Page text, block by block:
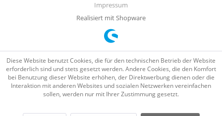
Impressum
Realisiert mit Shopware
Diese Website benutzt Cookies, die für den technischen Betrieb der Website
erforderlich sind und stets gesetzt werden. Andere Cookies, die den Komfort
bei Benutzung dieser Website erhöhen, der Direktwerbung dienen oder die
Interaktion mit anderen Websites und sozialen Netzwerken vereinfachen
sollen, werden nur mit Ihrer Zustimmung gesetzt.